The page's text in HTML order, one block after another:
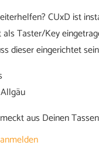
CUxD ist
als Taster/Key
dieser eingerichtet
aus Deinen